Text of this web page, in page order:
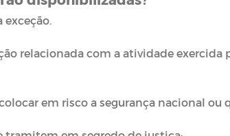
exceção.
relacionada com a atividade exercida
em risco a segurança nacional